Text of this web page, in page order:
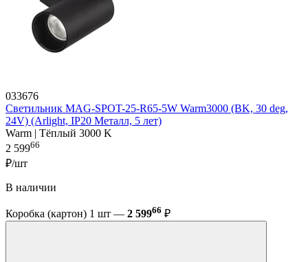
033676
Светильник MAG-SPOT-25-R65-5W Warm3000 (BK, 30 deg,
24V) (Arlight, IP20 Металл, 5 лет)
Warm | Тёплый 3000 K
2 59966
₽/шт
В наличии
Коробка (картон) 1 шт — 2 59966 ₽